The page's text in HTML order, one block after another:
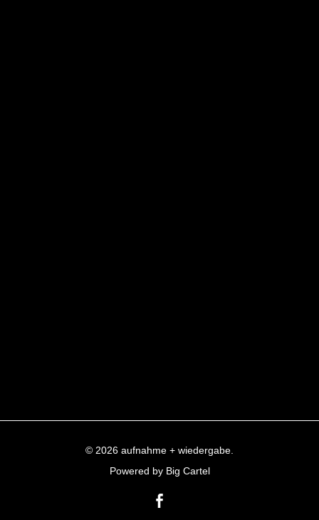
© 2026 aufnahme + wiedergabe.
Powered by Big Cartel